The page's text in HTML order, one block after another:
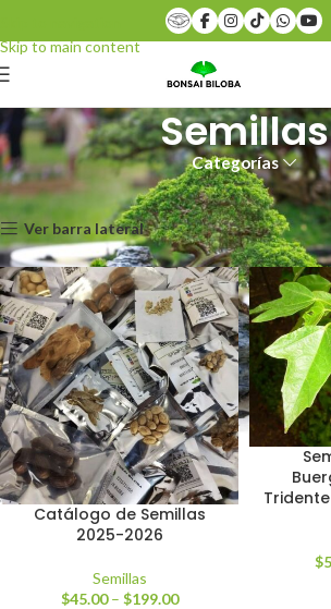
Skip to main content
Semillas
Categorías
Inicio Semillas
Ver barra lateral
Catálogo de Semillas
2025-2026
Semillas
$45.00 – $199.00
$